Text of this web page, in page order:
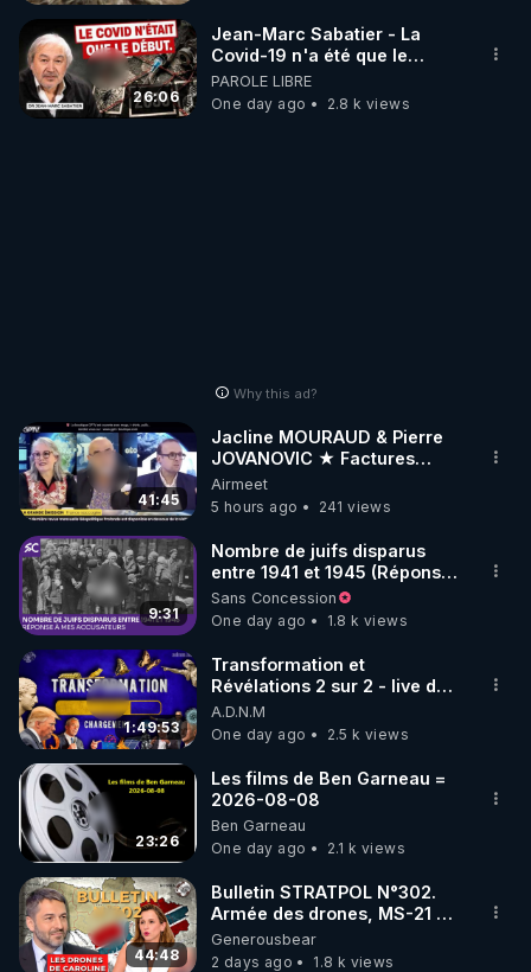
26:06
Jean-Marc Sabatier - La
Covid-19 n'a été que le
début - L'ARNm & l'ARNm-aa
jusqu où auront-t-il ?
PAROLE LIBRE
One day ago
2.8 k views
Why this ad?
41:45
Jacline MOURAUD & Pierre
JOVANOVIC ★ Factures
Impayées : Où Est Passé Le
Pognon ?
Airmeet
5 hours ago
241 views
9:31
Nombre de juifs disparus
entre 1941 et 1945 (Réponse
à mes accusateurs)
Sans Concession
One day ago
1.8 k views
1:49:53
Transformation et
Révélations 2 sur 2 - live du
07/08/26
A.D.N.M
One day ago
2.5 k views
23:26
Les films de Ben Garneau =
2026-08-08
Ben Garneau
One day ago
2.1 k views
44:48
Bulletin STRATPOL N°302.
Armée des drones, MS-21 en
série, missiles coréens.
07.08.2026.
Generousbear
2 days ago
1.8 k views